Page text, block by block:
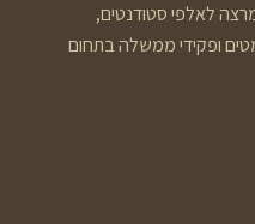
ומרצה לאלפי סטודנטים,
ופקידי ממשלה בתחום